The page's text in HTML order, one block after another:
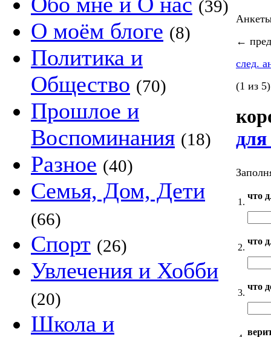
(39)
О моём блоге (8)
Политика и
Общество (70)
Прошлое и
Воспоминания (18)
Разное (40)
Семья, Дом, Дети
(66)
Спорт (26)
Увлечения и Хобби
(20)
Школа и
←
след.
(1 из 5)
1.
что
2.
что
3.
что